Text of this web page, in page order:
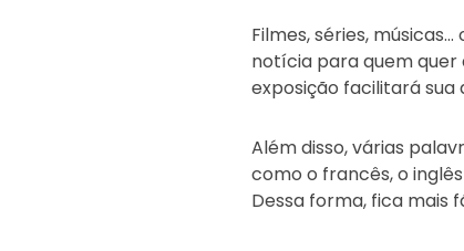
Filmes, séries, músicas…
notícia para quem quer
exposição facilitará sua
Além disso, várias
como o francês, o
Dessa forma, fica mais